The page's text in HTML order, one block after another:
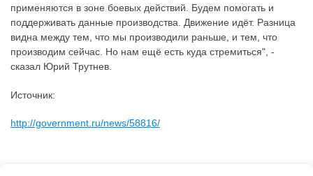
применяются в зоне боевых действий. Будем помогать и
поддерживать данные производства. Движение идёт. Разница
видна между тем, что мы производили раньше, и тем, что
производим сейчас. Но нам ещё есть куда стремиться", -
сказал Юрий Трутнев.
Источник:
http://government.ru/news/58816/